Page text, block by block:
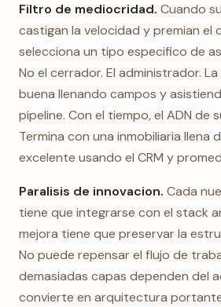
Filtro de mediocridad. Cuando
castigan la velocidad y premian el
selecciona un tipo especifico de
No el cerrador. El administrador.
buena llenando campos y
pipeline. Con el tiempo, el ADN de
Termina con una inmobiliaria llena
excelente usando el CRM y
Paralisis de innovacion. Cada
tiene que integrarse con el stack
mejora tiene que preservar la
No puede repensar el flujo de
demasiadas capas dependen del
convierte en arquitectura